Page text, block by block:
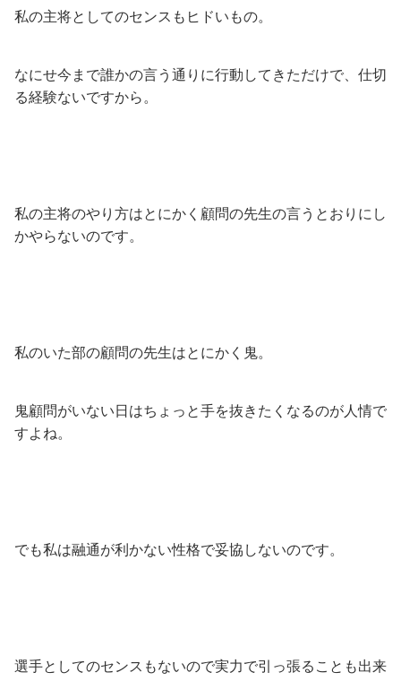
私の主将としてのセンスもヒドいもの。
なにせ今まで誰かの言う通りに行動してきただけで、仕切
る経験ないですから。
私の主将のやり方はとにかく顧問の先生の言うとおりにし
かやらないのです。
私のいた部の顧問の先生はとにかく鬼。
鬼顧問がいない日はちょっと手を抜きたくなるのが人情で
すよね。
でも私は融通が利かない性格で妥協しないのです。
選手としてのセンスもないので実力で引っ張ることも出来